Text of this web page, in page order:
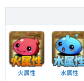
火属性 水属性